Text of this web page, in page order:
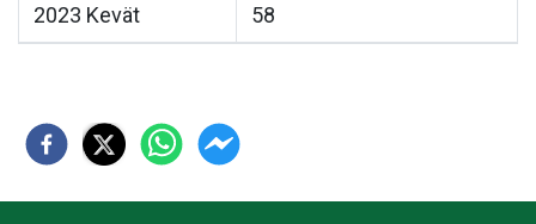
2023 Kevät 58